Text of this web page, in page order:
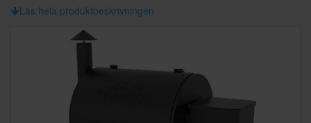
Läs hela produktbeskrivningen